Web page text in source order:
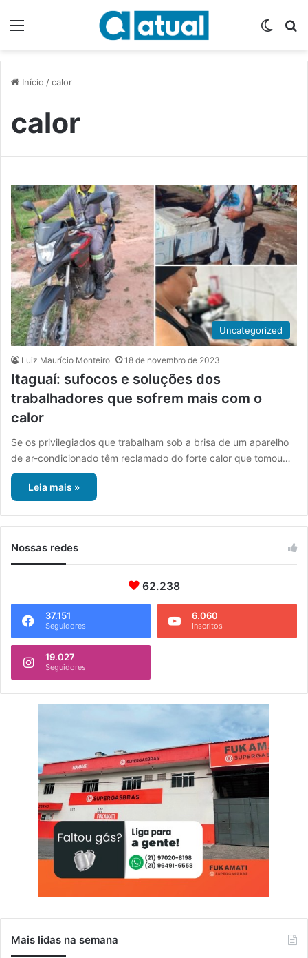
Início /calor
calor
Uncategorized
Luiz Maurício Monteiro 18 de novembro de 2023
Itaguaí: sufocos e soluções dos
trabalhadores que sofrem mais com o
calor
Se os privilegiados que trabalham sob a brisa de um aparelho
de ar-condicionado têm reclamado do forte calor que tomou…
Leia mais »
Nossas redes
62.238
37.151
Seguidores
6.060
Inscritos
19.027
Seguidores
Mais lidas na semana